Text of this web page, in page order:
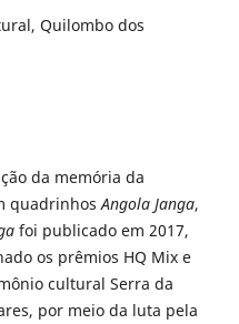
Quilombo dos
da memória da
quadrinhosAngola Janga,
foi publicado em 2017,
os prêmios HQ Mix e
cultural Serra da
por meio da luta pela